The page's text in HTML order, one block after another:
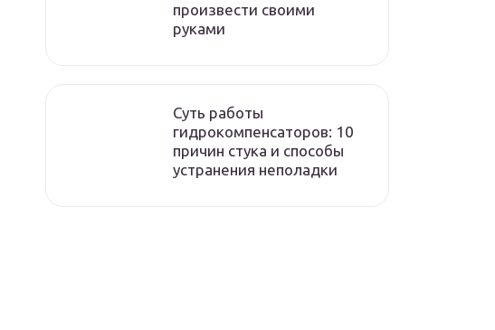
произвести своими
руками
Суть работы
гидрокомпенсаторов: 10
причин стука и способы
устранения неполадки